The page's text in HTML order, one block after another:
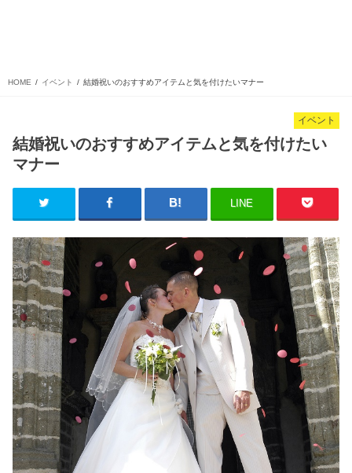
HOME イベント 結婚祝いのおすすめアイテムと気を付けたいマナー
イベント
結婚祝いのおすすめアイテムと気を付けたい
マナー
LINE